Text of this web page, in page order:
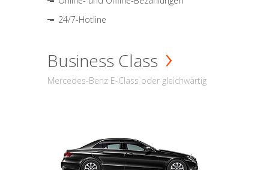
24/7-Hotline
Business Class
Mercedes-Benz E-Class oder gleichwärtig